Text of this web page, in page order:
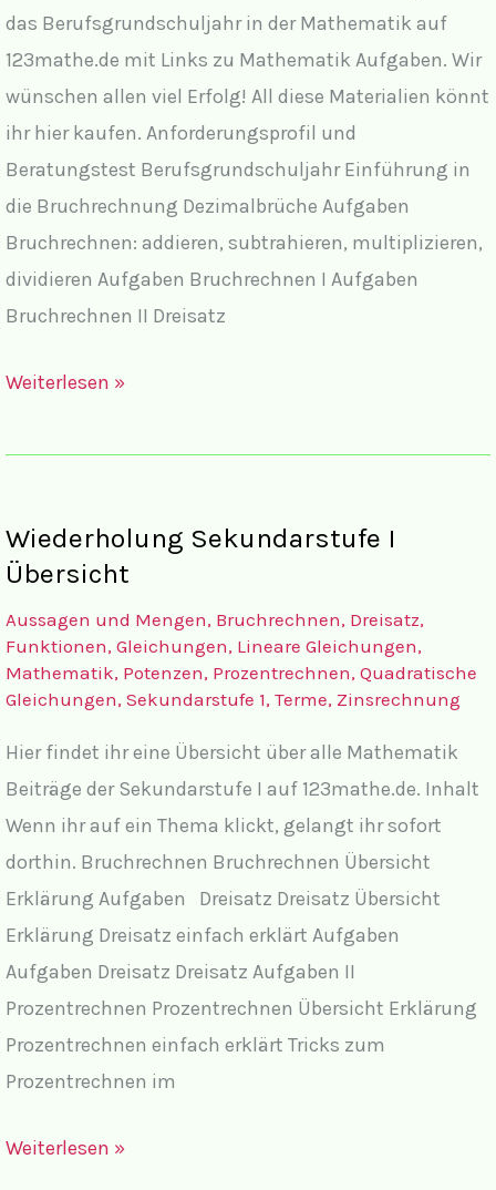
das Berufsgrundschuljahr in der Mathematik auf
123mathe.de mit Links zu Mathematik Aufgaben. Wir
wünschen allen viel Erfolg! All diese Materialien könnt
ihr hier kaufen. Anforderungsprofil und
Beratungstest Berufsgrundschuljahr Einführung in
die Bruchrechnung Dezimalbrüche Aufgaben
Bruchrechnen: addieren, subtrahieren, multiplizieren,
dividieren Aufgaben Bruchrechnen I Aufgaben
Bruchrechnen II Dreisatz
Mathematik
Berufsgrundschuljahr
Weiterlesen »
Wiederholung Sekundarstufe I
Übersicht
Aussagen und Mengen, Bruchrechnen, Dreisatz,
Funktionen, Gleichungen, Lineare Gleichungen,
Mathematik, Potenzen, Prozentrechnen, Quadratische
Gleichungen, Sekundarstufe 1, Terme, Zinsrechnung
Hier findet ihr eine Übersicht über alle Mathematik
Beiträge der Sekundarstufe I auf 123mathe.de. Inhalt
Wenn ihr auf ein Thema klickt, gelangt ihr sofort
dorthin. Bruchrechnen Bruchrechnen Übersicht
Erklärung Aufgaben Dreisatz Dreisatz Übersicht
Erklärung Dreisatz einfach erklärt Aufgaben
Aufgaben Dreisatz Dreisatz Aufgaben II
Prozentrechnen Prozentrechnen Übersicht Erklärung
Prozentrechnen einfach erklärt Tricks zum
Prozentrechnen im
Wiederholung
Weiterlesen »